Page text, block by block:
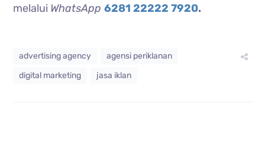
melalui WhatsApp 6281 22222 7920.
advertising agency
agensi periklanan
digital marketing
jasa iklan